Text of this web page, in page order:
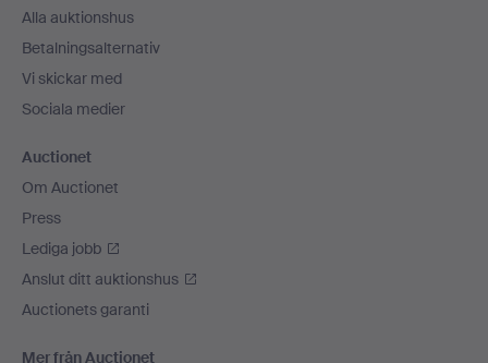
Alla auktionshus
Betalningsalternativ
Vi skickar med
Sociala medier
Auctionet
Om Auctionet
Press
Lediga jobb
Anslut ditt auktionshus
Auctionets garanti
Mer från Auctionet